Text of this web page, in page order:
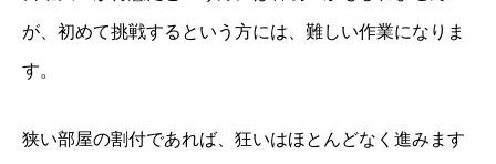
が、初めて挑戦するという方には、難しい作業になりま
す。
狭い部屋の割付であれば、狂いはほとんどなく進みます